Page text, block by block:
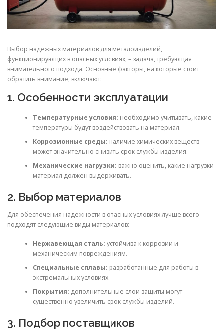
Выбор надежных материалов для металоизделий,
функционирующих в опасных условиях, – задача, требующая
внимательного подхода. Основные факторы, на которые стоит
обратить внимание, включают:
1. Особенности эксплуатации
Температурные условия: необходимо учитывать, какие
температуры будут воздействовать на материал.
Коррозионные среды: наличие химических веществ
может значительно снизить срок службы изделия.
Механические нагрузки: важно оценить, какие нагрузки
материал должен выдерживать.
2. Выбор материалов
Для обеспечения надежности в опасных условиях лучше всего
подходят следующие виды материалов:
Нержавеющая сталь: устойчива к коррозии и
механическим повреждениям.
Специальные сплавы: разработанные для работы в
экстремальных условиях.
Покрытия: дополнительные слои защиты могут
существенно увеличить срок службы изделий.
3. Подбор поставщиков